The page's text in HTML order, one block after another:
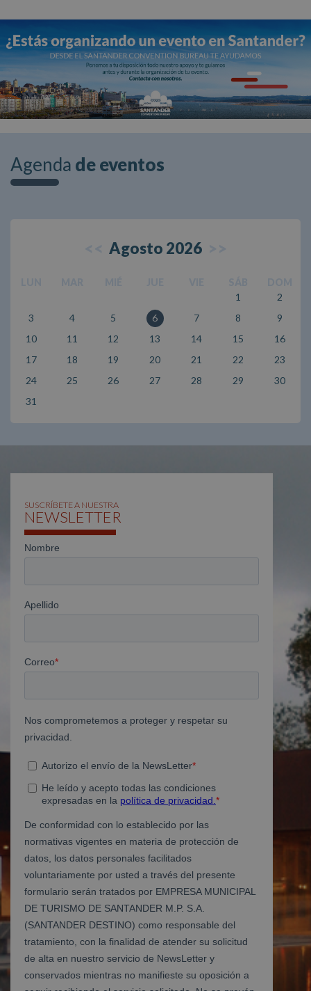
Agosto 2026
1
2
3
4 5 6 7 8
9
10
11 12 13 14 15
16
17
18 19 20 21 22
23
24
25 26 27 28 29
30
31
Agenda de eventos
SUSCRÍBETE A NUESTRA
NEWSLETTER